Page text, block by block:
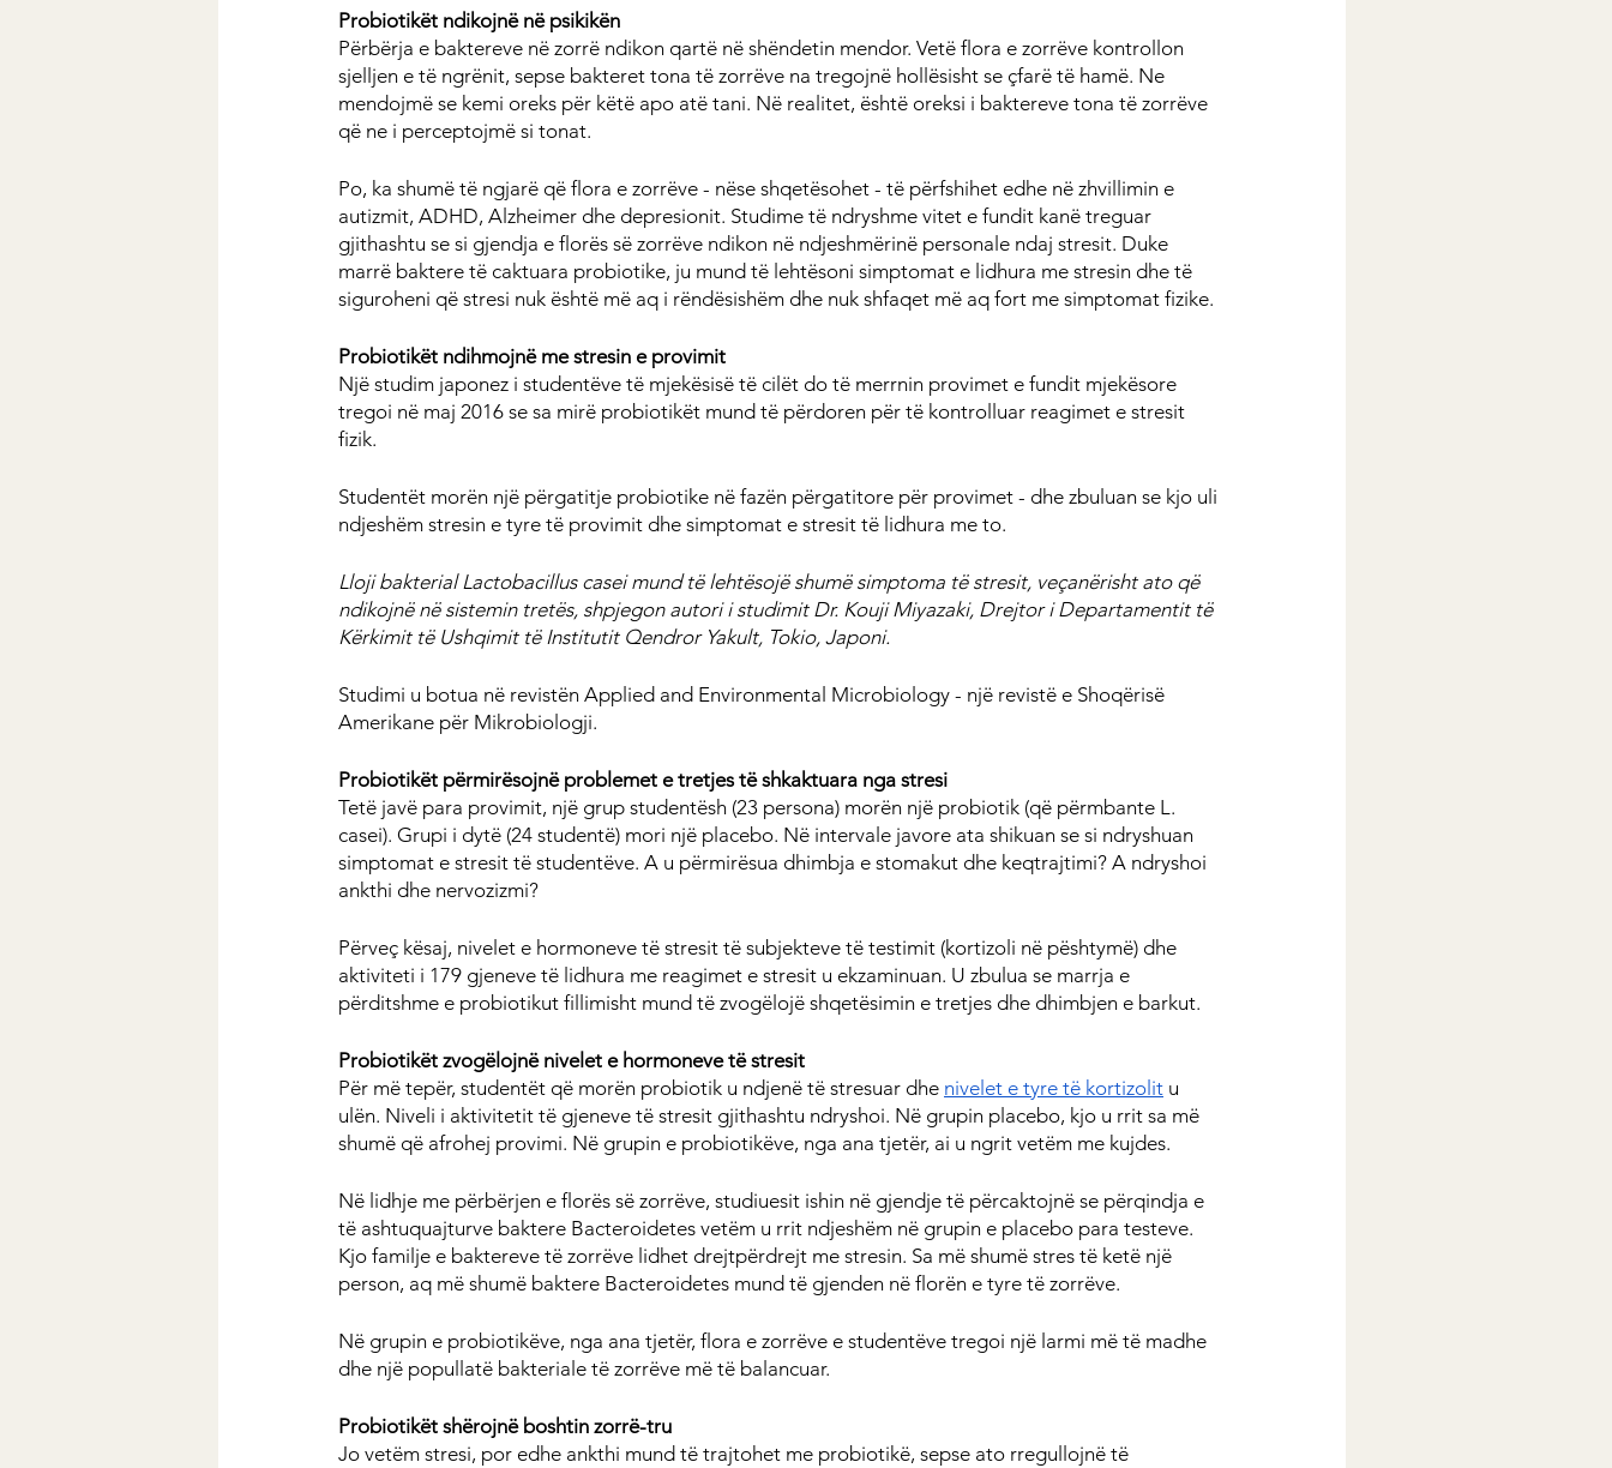
Probiotikët ndikojnë në psikikën
Përbërja e baktereve në zorrë ndikon qartë në shëndetin mendor. Vetë flora e zorrëve kontrollon
sjelljen e të ngrënit, sepse bakteret tona të zorrëve na tregojnë hollësisht se çfarë të hamë. Ne
mendojmë se kemi oreks për këtë apo atë tani. Në realitet, është oreksi i baktereve tona të zorrëve
që ne i perceptojmë si tonat.
Po, ka shumë të ngjarë që flora e zorrëve - nëse shqetësohet - të përfshihet edhe në zhvillimin e
autizmit, ADHD, Alzheimer dhe depresionit. Studime të ndryshme vitet e fundit kanë treguar
gjithashtu se si gjendja e florës së zorrëve ndikon në ndjeshmërinë personale ndaj stresit. Duke
marrë baktere të caktuara probiotike, ju mund të lehtësoni simptomat e lidhura me stresin dhe të
siguroheni që stresi nuk është më aq i rëndësishëm dhe nuk shfaqet më aq fort me simptomat fizike.
Probiotikët ndihmojnë me stresin e provimit
Një studim japonez i studentëve të mjekësisë të cilët do të merrnin provimet e fundit mjekësore
tregoi në maj 2016 se sa mirë probiotikët mund të përdoren për të kontrolluar reagimet e stresit
fizik.
Studentët morën një përgatitje probiotike në fazën përgatitore për provimet - dhe zbuluan se kjo uli
ndjeshëm stresin e tyre të provimit dhe simptomat e stresit të lidhura me to.
Lloji bakterial Lactobacillus casei mund të lehtësojë shumë simptoma të stresit, veçanërisht ato që
ndikojnë në sistemin tretës, shpjegon autori i studimit Dr. Kouji Miyazaki, Drejtor i Departamentit të
Kërkimit të Ushqimit të Institutit Qendror Yakult, Tokio, Japoni.
Studimi u botua në revistën Applied and Environmental Microbiology - një revistë e Shoqërisë
Amerikane për Mikrobiologji.
Probiotikët përmirësojnë problemet e tretjes të shkaktuara nga stresi
Tetë javë para provimit, një grup studentësh (23 persona) morën një probiotik (që përmbante L.
casei). Grupi i dytë (24 studentë) mori një placebo. Në intervale javore ata shikuan se si ndryshuan
simptomat e stresit të studentëve. A u përmirësua dhimbja e stomakut dhe keqtrajtimi? A ndryshoi
ankthi dhe nervozizmi?
Përveç kësaj, nivelet e hormoneve të stresit të subjekteve të testimit (kortizoli në pështymë) dhe
aktiviteti i 179 gjeneve të lidhura me reagimet e stresit u ekzaminuan. U zbulua se marrja e
përditshme e probiotikut fillimisht mund të zvogëlojë shqetësimin e tretjes dhe dhimbjen e barkut.
Probiotikët zvogëlojnë nivelet e hormoneve të stresit
Për më tepër, studentët që morën probiotik u ndjenë të stresuar dhe nivelet e tyre të kortizolit u
ulën. Niveli i aktivitetit të gjeneve të stresit gjithashtu ndryshoi. Në grupin placebo, kjo u rrit sa më
shumë që afrohej provimi. Në grupin e probiotikëve, nga ana tjetër, ai u ngrit vetëm me kujdes.
Në lidhje me përbërjen e florës së zorrëve, studiuesit ishin në gjendje të përcaktojnë se përqindja e
të ashtuquajturve baktere Bacteroidetes vetëm u rrit ndjeshëm në grupin e placebo para testeve.
Kjo familje e baktereve të zorrëve lidhet drejtpërdrejt me stresin. Sa më shumë stres të ketë një
person, aq më shumë baktere Bacteroidetes mund të gjenden në florën e tyre të zorrëve.
Në grupin e probiotikëve, nga ana tjetër, flora e zorrëve e studentëve tregoi një larmi më të madhe
dhe një popullatë bakteriale të zorrëve më të balancuar.
Probiotikët shërojnë boshtin zorrë-tru
Jo vetëm stresi, por edhe ankthi mund të trajtohet me probiotikë, sepse ato rregullojnë të